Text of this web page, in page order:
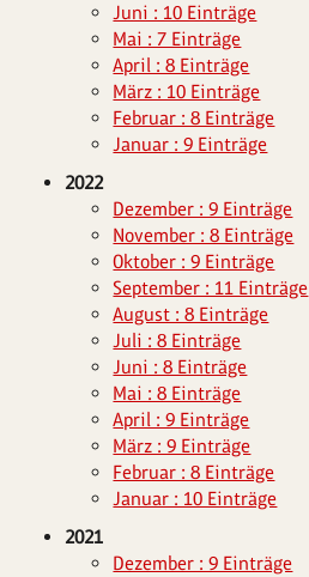
Juni : 10 Einträge
Mai : 7 Einträge
April : 8 Einträge
März : 10 Einträge
Februar : 8 Einträge
Januar : 9 Einträge
2022
Dezember : 9 Einträge
November : 8 Einträge
Oktober : 9 Einträge
September : 11 Einträge
August : 8 Einträge
Juli : 8 Einträge
Juni : 8 Einträge
Mai : 8 Einträge
April : 9 Einträge
März : 9 Einträge
Februar : 8 Einträge
Januar : 10 Einträge
2021
Dezember : 9 Einträge